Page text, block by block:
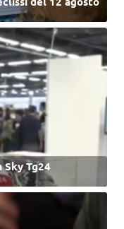
Sky Tg24